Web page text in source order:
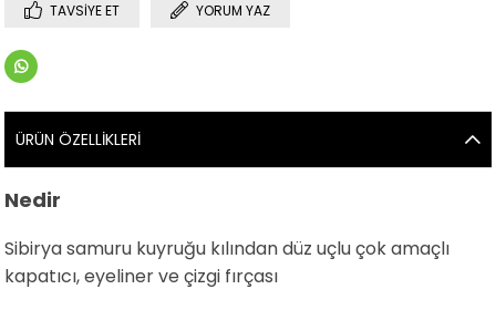
TAVSIYE ET YORUM YAZ
ÜRÜN ÖZELLIKLERI
Nedir
Sibirya samuru kuyruğu kılından düz uçlu çok amaçlı
kapatıcı, eyeliner ve çizgi fırçası